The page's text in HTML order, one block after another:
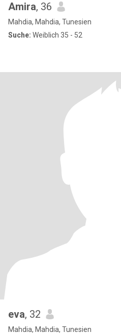
Amira, 36
Mahdia, Mahdia, Tunesien
Suche: Weiblich 35 - 52
eva, 32
Mahdia, Mahdia, Tunesien